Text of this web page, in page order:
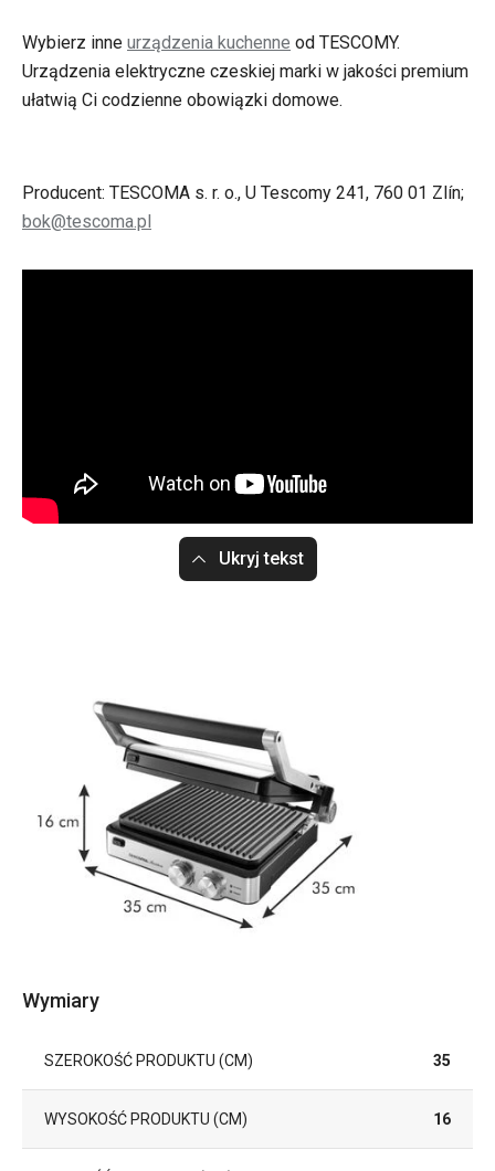
Wybierz inne urządzenia kuchenne od TESCOMY.
Urządzenia elektryczne czeskiej marki w jakości premium
ułatwią Ci codzienne obowiązki domowe.
Producent: TESCOMA s. r. o., U Tescomy 241, 760 01 Zlín;
bok@tescoma.pl
Ukryj tekst
Wymiary
SZEROKOŚĆ PRODUKTU (CM) 35
WYSOKOŚĆ PRODUKTU (CM) 16